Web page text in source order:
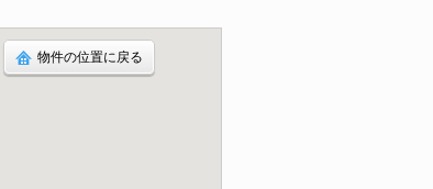
物件の位置に戻る